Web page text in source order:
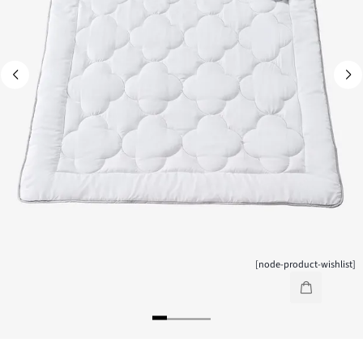
[node-product-wishlist]